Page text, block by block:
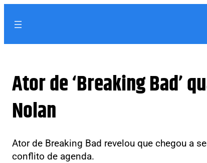
Ator de ‘Breaking Bad’
Nolan
Ator de Breaking Bad revelou que chegou a
conflito de agenda.